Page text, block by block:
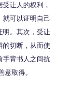
让人的权利，
就可以证明自己
明。其次，受让
的切断，从而使
手背书人之间抗
取得。